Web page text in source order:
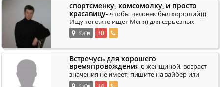
спортсменку, комсомолку, и просто
красавицу- чтобы человек был хороший)))
Ищу того,кто ищет Меня) для серьезных
отношений..
Київ 30
Встречусь для хорошего
времяпровождения с женщиной, возраст
значения не имеет, пишите на вайбер или
вотсап,всем хорошего настроения